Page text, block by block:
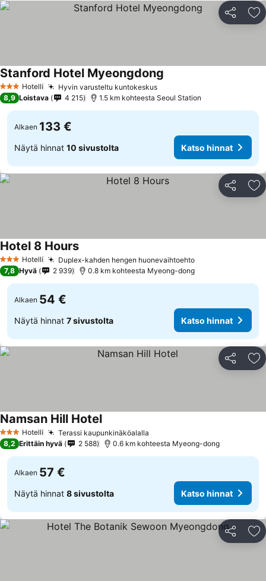
Jaa
3 Tähtiluokitus
Hotelli Hyvin varusteltu kuntokeskus
Stanford Hotel Myeongdong
8,9 Loistava 4 215 1.5 km kohteesta Seoul Station
Alkaen 133 €
Näytä hinnat 10 sivustolta Katso hinnat
Jaa
3 Tähtiluokitus
Hotelli Duplex-kahden hengen huonevaihtoehto
Hotel 8 Hours
7,8 Hyvä 2 939 0.8 km kohteesta Myeong-dong
Alkaen 54 €
Näytä hinnat 7 sivustolta Katso hinnat
Jaa
3 Tähtiluokitus
Hotelli Terassi kaupunkinäköalalla
Namsan Hill Hotel
8,2 Erittäin hyvä 2 588 0.6 km kohteesta Myeong-dong
Alkaen 57 €
Näytä hinnat 8 sivustolta Katso hinnat
Jaa